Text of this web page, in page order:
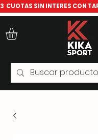
​3  CUOTAS SIN INTERES CON